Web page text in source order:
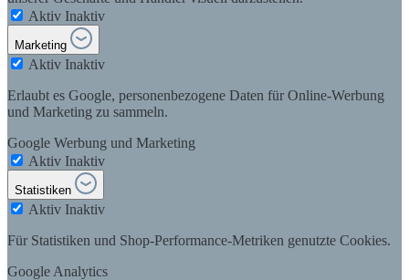
Aktiv Inaktiv
Marketing
Aktiv Inaktiv
Erlaubt es Google, personenbezogene Daten für Online-Werbung
und Marketing zu sammeln.
Google Werbung und Marketing
Aktiv Inaktiv
Statistiken
Aktiv Inaktiv
Für Statistiken und Shop-Performance-Metriken genutzte Cookies.
Google Analytics